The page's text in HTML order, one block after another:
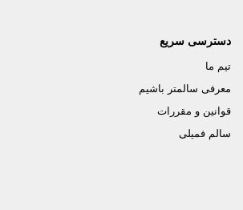
دسترسی سریع
تیم ما
معرفی سالمتر باشیم
قوانین و مقررات
سالم فمیلی